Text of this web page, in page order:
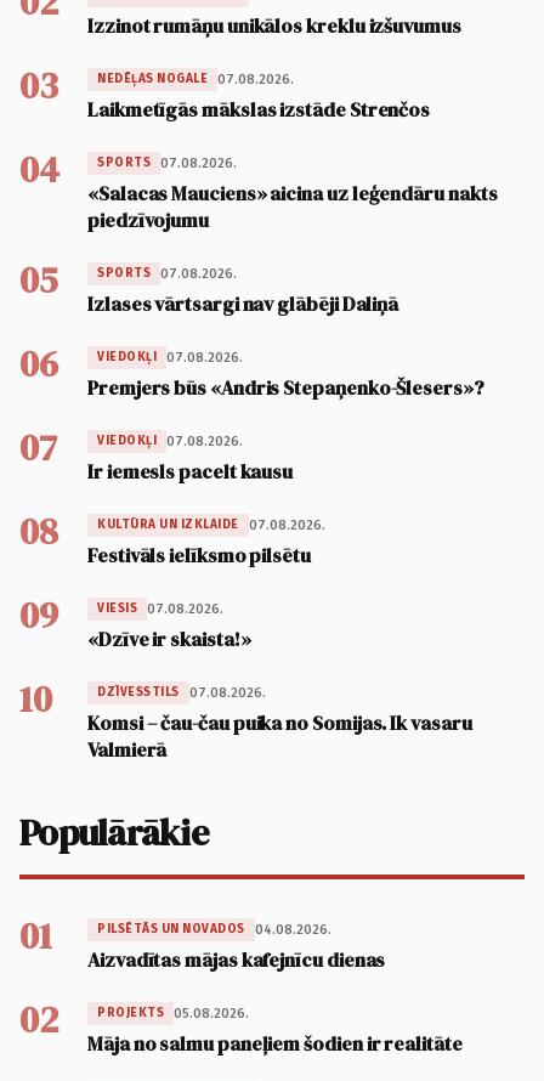
Izzinot rumāņu unikālos kreklu izšuvumus
03 NEDĒĻAS NOGALE 07.08.2026.
Laikmetīgās mākslas izstāde Strenčos
04 SPORTS 07.08.2026.
«Salacas Mauciens» aicina uz leģendāru nakts
piedzīvojumu
05 SPORTS 07.08.2026.
Izlases vārtsargi nav glābēji Daliņā
06 VIEDOKĻI 07.08.2026.
Premjers būs «Andris Stepaņenko-Šlesers»?
07 VIEDOKĻI 07.08.2026.
Ir iemesls pacelt kausu
08 KULTŪRA UN IZKLAIDE 07.08.2026.
Festivāls ielīksmo pilsētu
09 VIESIS 07.08.2026.
«Dzīve ir skaista!»
10 DZĪVESSTILS 07.08.2026.
Komsi – čau-čau puika no Somijas. Ik vasaru
Valmierā
Populārākie
01 PILSĒTĀS UN NOVADOS 04.08.2026.
Aizvadītas mājas kafejnīcu dienas
02 PROJEKTS 05.08.2026.
Māja no salmu paneļiem šodien ir realitāte